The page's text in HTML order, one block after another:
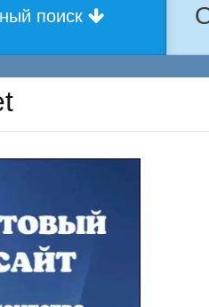
поиск